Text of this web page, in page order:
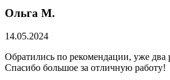
Ольга М.
14.05.2024
Обратились по рекомендации, уже два
Спасибо большое за отличную работу!